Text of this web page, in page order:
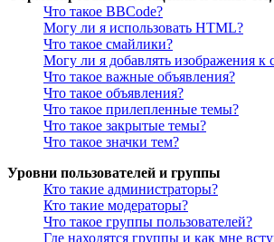
Что такое BBCode?
Могу ли я использовать HTML?
Что такое смайлики?
Могу ли я добавлять изображения к
Что такое важные объявления?
Что такое объявления?
Что такое прилепленные темы?
Что такое закрытые темы?
Что такое значки тем?
Уровни пользователей и группы
Кто такие администраторы?
Кто такие модераторы?
Что такое группы пользователей?
Где находятся группы и как мне